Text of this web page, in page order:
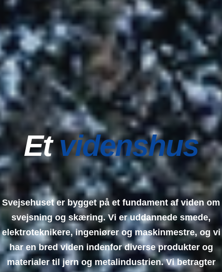
Etvidenshus
Svejsehuset er bygget på et fundament af viden om
svejsning og skæring. Vi er uddannede smede,
elektroteknikere, ingeniører og maskinmestre, og vi
har en bred viden indenfor diverse produkter og
materialer til jern og metalindustrien. Vi betragter